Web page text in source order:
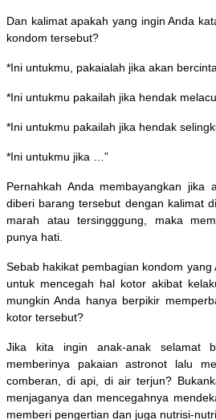
Dan kalimat apakah yang ingin Anda
kondom tersebut?
*Ini untukmu, pakaialah jika akan
*Ini untukmu pakailah jika hendak
*Ini untukmu pakailah jika hendak
*Ini untukmu jika …”
Pernahkah Anda membayangkan jika
diberi barang tersebut dengan kalimat
marah atau tersingggung, maka
punya hati.
Sebab hakikat pembagian kondom yang
untuk mencegah hal kotor akibat
mungkin Anda hanya berpikir
kotor tersebut?
Jika kita ingin anak-anak selamat
memberinya pakaian astronot lalu
comberan, di api, di air terjun?
menjaganya dan mencegahnya
memberi pengertian dan juga nutrisi-